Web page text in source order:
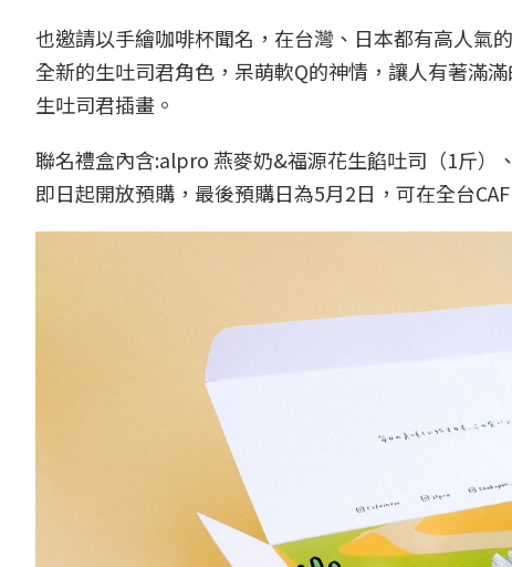
也邀請以手繪咖啡杯聞名，在台灣、日本都有高人氣
全新的生吐司君角色，呆萌軟Q的神情，讓人有著滿
生吐司君插畫。
聯名禮盒內含:alpro 燕麥奶&福源花生餡吐司（1斤）
即日起開放預購，最後預購日為5月2日，可在全台